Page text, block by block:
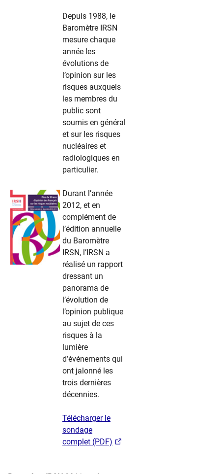
Depuis 1988, le
Baromètre IRSN
mesure chaque
année les
évolutions de
l’opinion sur les
risques auxquels
les membres du
public sont
soumis en général
et sur les risques
nucléaires et
radiologiques en
particulier.
Durant l’année
2012, et en
complément de
l’édition annuelle
du Baromètre
IRSN, l’IRSN a
réalisé un rapport
dressant un
panorama de
l’évolution de
l’opinion publique
au sujet de ces
risques à la
lumière
d’événements qui
ont jalonné les
trois dernières
décennies.
Télécharger le
sondage
complet (PDF)